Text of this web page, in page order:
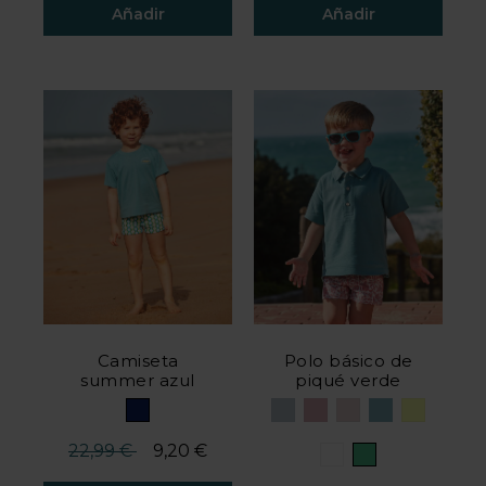
Añadir Añadir
Camiseta
summer azul
Precio reducido desde
22,99 €hasta
9,20 €
Polo básico de
piqué verde